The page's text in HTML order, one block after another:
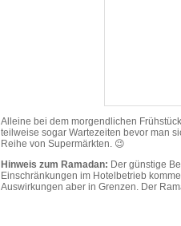
Alleine bei dem morgendlichen
teilweise sogar Wartezeiten bevor man
Reihe von Supermärkten. 😉
Hinweis zum Ramadan: Der günstige
Einschränkungen im Hotelbetrieb
Auswirkungen aber in Grenzen. Der